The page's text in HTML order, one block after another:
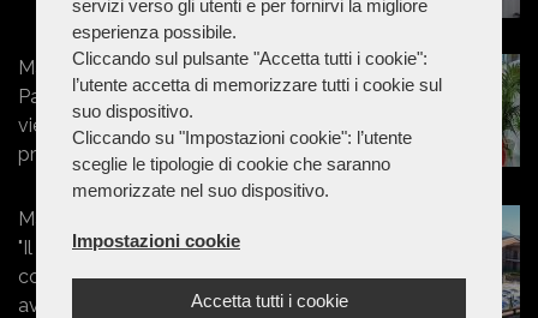
servizi verso gli utenti e per fornirvi la migliore
esperienza possibile.
Cliccando sul pulsante "Accetta tutti i cookie":
l’utente accetta di memorizzare tutti i cookie sul
suo dispositivo.
Cliccando su "Impostazioni cookie": l’utente
sceglie le tipologie di cookie che saranno
memorizzate nel suo dispositivo.
Impostazioni cookie
Accetta tutti i cookie
Marche - Forza Italia Macerata,
Pasqui: "La linea politica del partito
viene dettata solo dalla segreteria
provinciale"
Marche - Terme di Sarnano, Pasqui:
"Il sindaco Fantegrossi ha avuto il
coraggio che nessuno aveva mai
avuto prima"